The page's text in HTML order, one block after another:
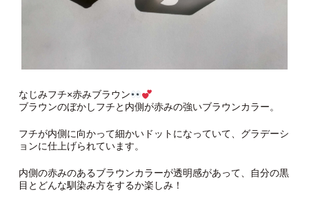
なじみフチ×赤みブラウン
ブラウンのぼかしフチと内側が赤みの強いブラウンカラー。
フチが内側に向かって細かいドットになっていて、グラデーシ
ョンに仕上げられています。
内側の赤みのあるブラウンカラーが透明感があって、自分の黒
目とどんな馴染み方をするか楽しみ！